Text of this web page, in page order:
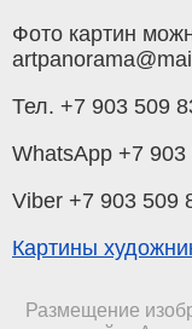
Фото картин
Тел. +7 903 509
WhatsApp +7 903
Viber +7 903 509
Картины
Размещение